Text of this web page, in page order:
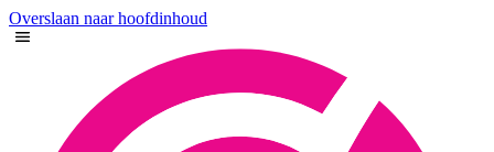
Overslaan naar hoofdinhoud